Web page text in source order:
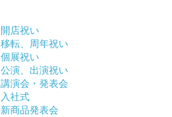
開店祝い
移転、周年祝い
個展祝い
公演、出演祝い
講演会・発表会
入社式
新商品発表会